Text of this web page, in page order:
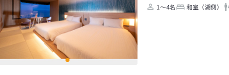
1～4名
和室（湖側）